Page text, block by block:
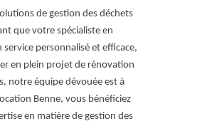
de gestion des déchets
que votre spécialiste en
personnalisé et efficace,
en plein projet de rénovation
notre équipe dévouée est à
Benne, vous bénéficiez
en matière de gestion des